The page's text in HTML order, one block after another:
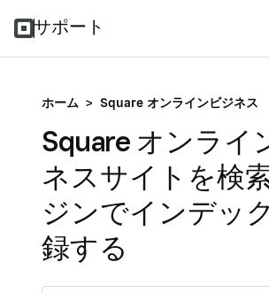
サポート
ホーム > Square オンラインビジネス
Square オンライ
ネスサイトを検
ジンでインデッ
録する